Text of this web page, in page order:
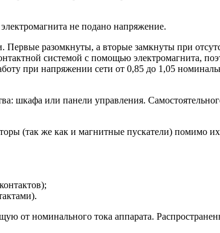
не подано напряжение.
разомкнуты, а вторые замкнуты при
системой с помощью электромагнита,
при напряжении сети от 0,85 до 1,05
шкафа или панели управления.
(так же как и магнитные пускатели) помимо
от номинального тока аппарата.